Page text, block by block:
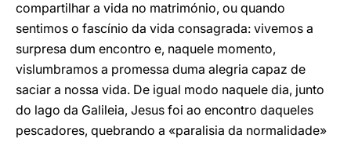
compartilhar a vida no matrimónio, ou quando
sentimos o fascínio da vida consagrada: vivemos a
surpresa dum encontro e, naquele momento,
vislumbramos a promessa duma alegria capaz de
saciar a nossa vida. De igual modo naquele dia, junto
do lago da Galileia, Jesus foi ao encontro daqueles
pescadores, quebrando a «paralisia da normalidade»